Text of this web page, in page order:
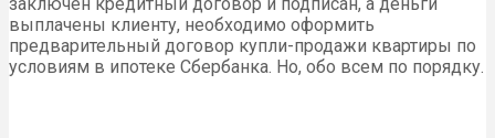
заключен кредитный договор и подписан, а деньги
выплачены клиенту, необходимо оформить
предварительный договор купли-продажи квартиры по
условиям в ипотеке Сбербанка. Но, обо всем по порядку.